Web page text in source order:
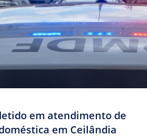
em atendimento de
em Ceilândia